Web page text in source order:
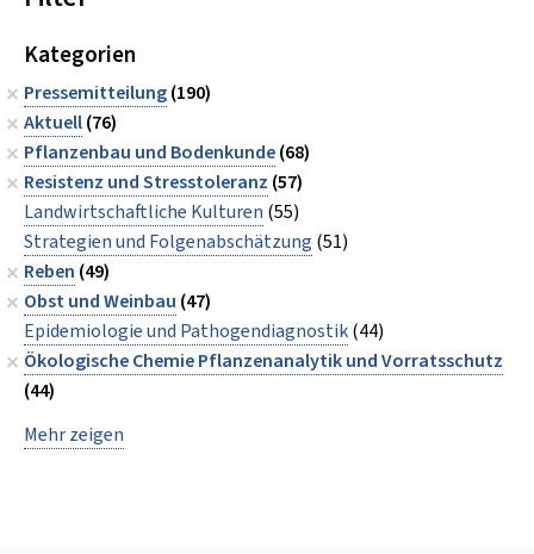
Kategorien
Pressemitteilung(190)
Aktuell(76)
Pflanzenbau und Bodenkunde(68)
Resistenz und Stresstoleranz (57)
Landwirtschaftliche Kulturen (55)
Strategien und Folgenabschätzung (51)
Reben (49)
Obst und Weinbau (47)
Epidemiologie und Pathogendiagnostik(44)
Ökologische Chemie Pflanzenanalytik und Vorratsschutz
(44)
Mehr zeigen